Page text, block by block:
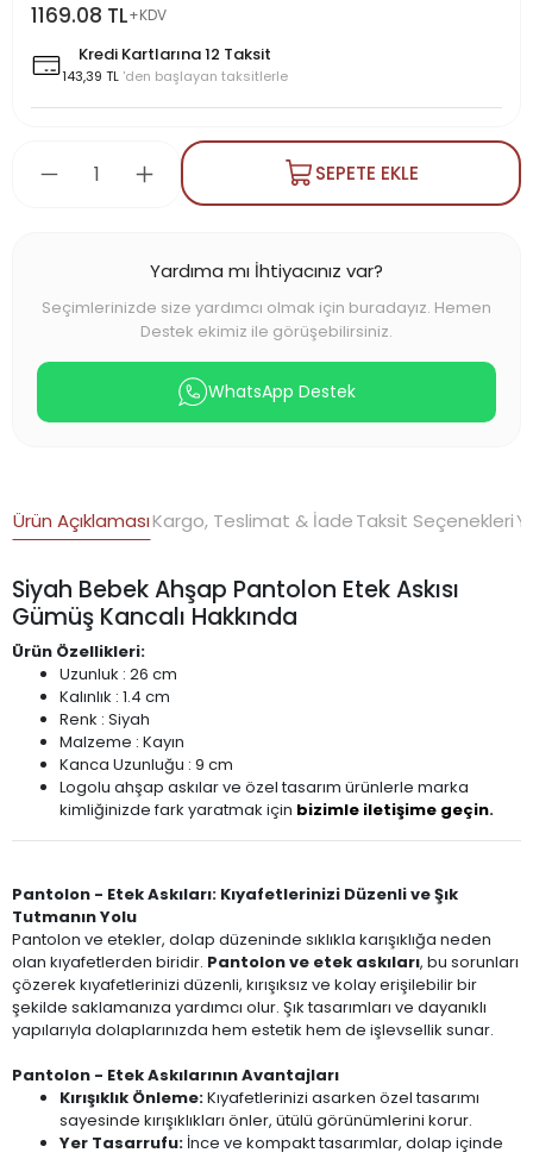
1169.08 TL+KDV
Kredi Kartlarına 12 Taksit
143,39 TL 'den başlayan taksitlerle
SEPETE EKLE
Yardıma mı İhtiyacınız var?
Seçimlerinizde size yardımcı olmak için buradayız. Hemen
Destek ekimiz ile görüşebilirsiniz.
WhatsApp Destek
Ürün AçıklamasıKargo, Teslimat & İadeTaksit Seçenekleri
Siyah Bebek Ahşap Pantolon Etek Askısı
Gümüş Kancalı Hakkında
Ürün Özellikleri:
Uzunluk : 26 cm
Kalınlık : 1.4 cm
Renk : Siyah
Malzeme : Kayın
Kanca Uzunluğu : 9 cm
Logolu ahşap askılar ve özel tasarım ürünlerle marka
kimliğinizde fark yaratmak için bizimle iletişime geçin.
Pantolon - Etek Askıları: Kıyafetlerinizi Düzenli ve Şık
Tutmanın Yolu
Pantolon ve etekler, dolap düzeninde sıklıkla karışıklığa neden
olan kıyafetlerden biridir. Pantolon ve etek askıları, bu sorunları
çözerek kıyafetlerinizi düzenli, kırışıksız ve kolay erişilebilir bir
şekilde saklamanıza yardımcı olur. Şık tasarımları ve dayanıklı
yapılarıyla dolaplarınızda hem estetik hem de işlevsellik sunar.
Pantolon - Etek Askılarının Avantajları
Kırışıklık Önleme:Kıyafetlerinizi asarken özel tasarımı
sayesinde kırışıklıkları önler, ütülü görünümlerini korur.
Yer Tasarrufu: İnce ve kompakt tasarımlar, dolap içinde